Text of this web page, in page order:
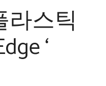
라스틱
‘